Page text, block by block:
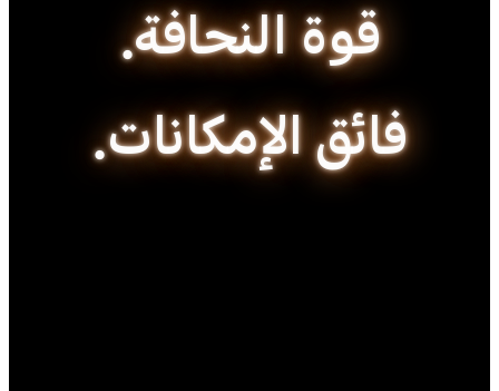
قوة النحافة.
فائق الإمكانات.